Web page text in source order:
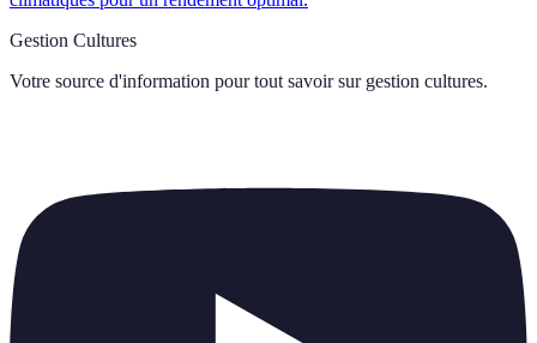
Gestion Cultures
Votre source d'information pour tout savoir sur gestion cultures.